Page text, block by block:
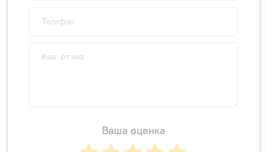
Ваша оценка